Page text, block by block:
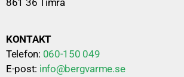
861 36 Timrå
KONTAKT
Telefon: 060-150 049
E-post: info@bergvarme.se